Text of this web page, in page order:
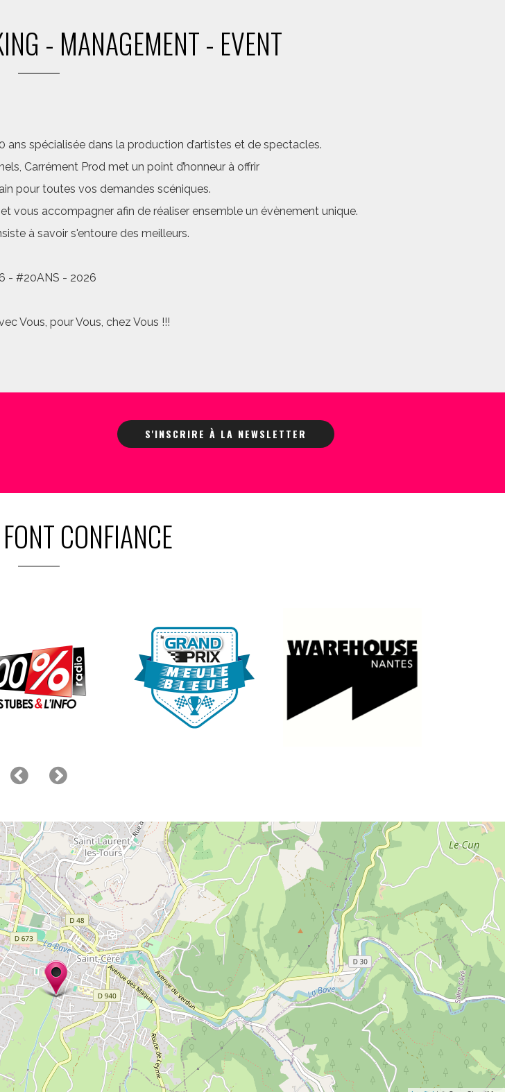
- MANAGEMENT - EVENT
spécialisée dans la production d’artistes et de spectacles.
Carrément Prod met un point d’honneur à offrir
pour toutes vos demandes scéniques.
vous accompagner afin de réaliser ensemble un évènement unique.
à savoir s'entoure des meilleurs.
- #20ANS - 2026
Vous, pour Vous, chez Vous !!!
S'INSCRIRE À LA NEWSLETTER
CONFIANCE